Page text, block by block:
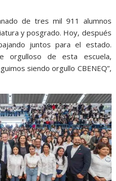
de tres mil 911 alumnos
y posgrado. Hoy, después
juntos para el estado.
orgulloso de esta escuela,
siendo orgullo CBENEQ”,